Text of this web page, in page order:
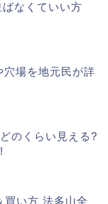
なくていい方
場を地元民が詳
のくらい見える?
買い方 法多山全